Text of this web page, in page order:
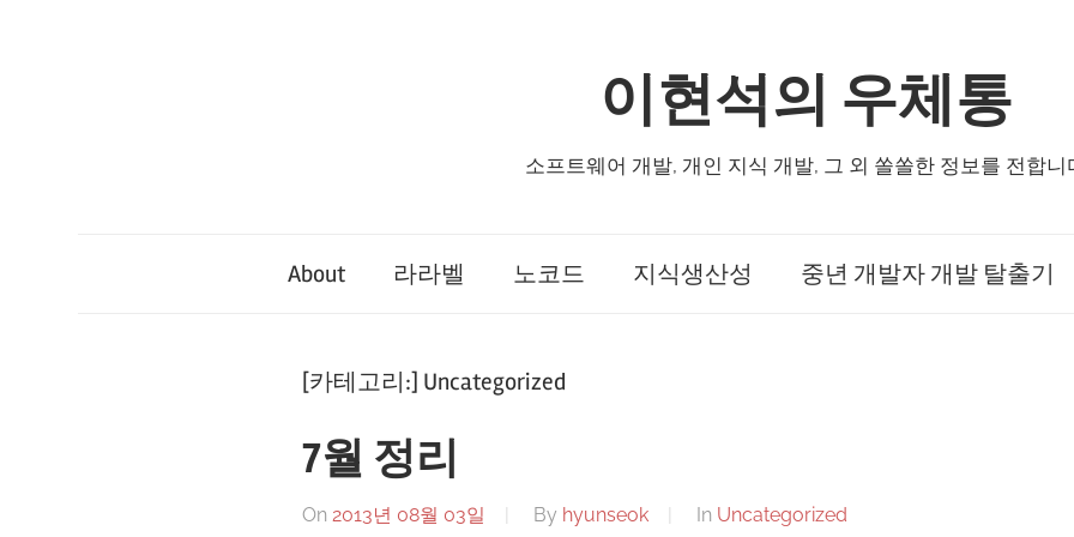
이현석의 우체통
소프트웨어 개발, 개인 지식 개발, 그 외 쏠쏠한 정보를 전합니
About 라라벨 노코드 지식생산성 중년 개발자 개발 탈출기
[카테고리:] Uncategorized
7월 정리
On 2013년 08월 03일 By hyunseok In Uncategorized